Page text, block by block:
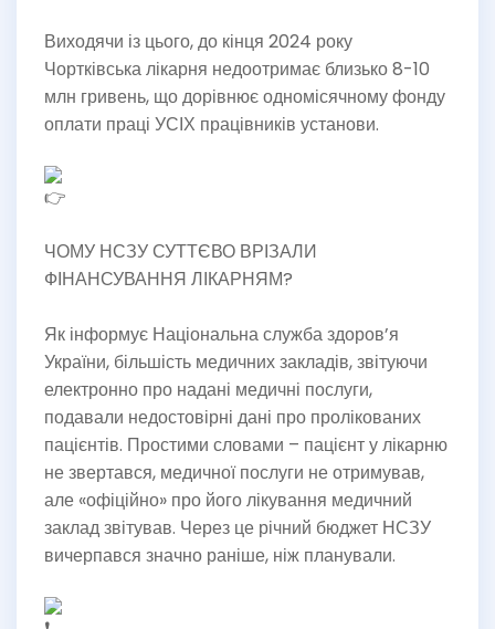
Виходячи із цього, до кінця 2024 року
Чортківська лікарня недоотримає близько 8-10
млн гривень, що дорівнює одномісячному фонду
оплати праці УСІХ працівників установи.
ЧОМУ НСЗУ СУТТЄВО ВРІЗАЛИ
ФІНАНСУВАННЯ ЛІКАРНЯМ?
Як інформує Національна служба здоров’я
України, більшість медичних закладів, звітуючи
електронно про надані медичні послуги,
подавали недостовірні дані про пролікованих
пацієнтів. Простими словами – пацієнт у лікарню
не звертався, медичної послуги не отримував,
але «офіційно» про його лікування медичний
заклад звітував. Через це річний бюджет НСЗУ
вичерпався значно раніше, ніж планували.